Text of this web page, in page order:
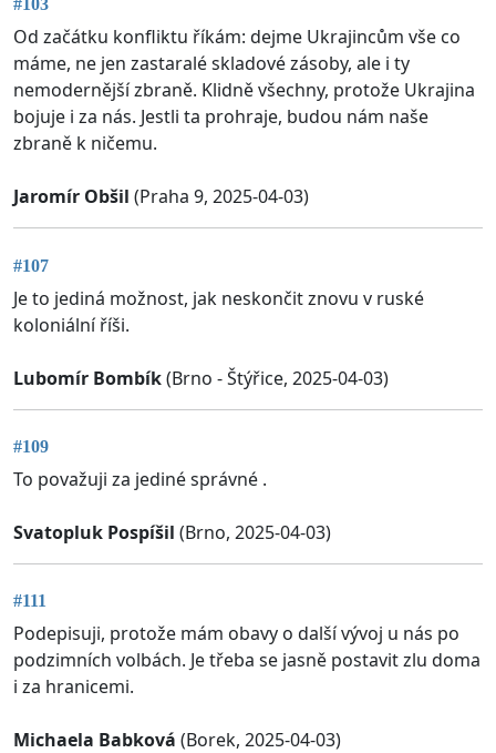
#103
Od začátku konfliktu říkám: dejme Ukrajincům vše co
máme, ne jen zastaralé skladové zásoby, ale i ty
nemodernější zbraně. Klidně všechny, protože Ukrajina
bojuje i za nás. Jestli ta prohraje, budou nám naše
zbraně k ničemu.
Jaromír Obšil (Praha 9, 2025-04-03)
#107
Je to jediná možnost, jak neskončit znovu v ruské
koloniální říši.
Lubomír Bombík(Brno - Štýřice, 2025-04-03)
#109
To považuji za jediné správné .
Svatopluk Pospíšil (Brno, 2025-04-03)
#111
Podepisuji, protože mám obavy o další vývoj u nás po
podzimních volbách. Je třeba se jasně postavit zlu doma
i za hranicemi.
Michaela Babková (Borek, 2025-04-03)